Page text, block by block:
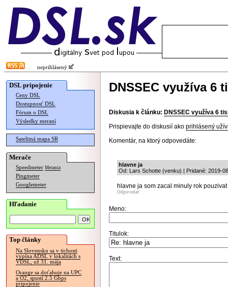
neprihlásený
DSL pripojenie
Ceny DSL
Dostupnosť DSL
Fórum o DSL
Výsledky meraní
Satelitná mapa SR
Merače
Speedmeter Merania
Pingmeter
Googlemeter
Hľadanie
Top články
Na Slovensku sa v tichosti
vypína ADSL v lokalitách s
VDSL, už 31. mája
Orange sa doťahuje na UPC
a O2, spustí 2.5 Gbps
pripojenie
DNSSEC využíva 6
Diskusia k článku: DNSSEC využíva 6
Prispievajte do diskusií ako prihlásený
Komentár, na ktorý odpovedáte:
hlavne ja
Od: Lars Schotte (venku) | Pridané: 2019-
hlavne ja som zacal minuly rok
Odpovedať
Meno:
Titulok:
Text: